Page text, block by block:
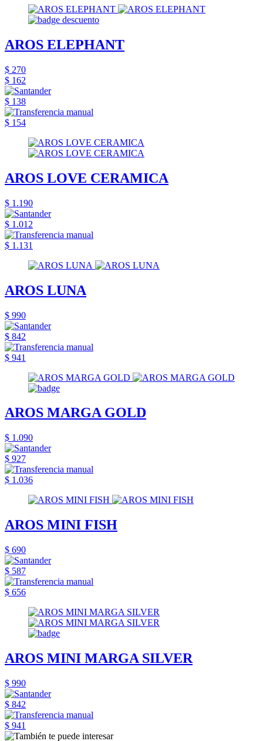
AROS ELEPHANT
$ 270
$ 162
$ 138
$ 154
AROS LOVE CERAMICA
$ 1.190
$ 1.012
$ 1.131
AROS LUNA
$ 990
$ 842
$ 941
AROS MARGA GOLD
$ 1.090
$ 927
$ 1.036
AROS MINI FISH
$ 690
$ 587
$ 656
AROS MINI MARGA SILVER
$ 990
$ 842
$ 941